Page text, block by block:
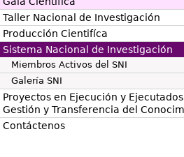
Taller Nacional de Investigación
Producción Cientifíca
Sistema Nacional de Investigación
Miembros Activos del SNI
Galería SNI
Proyectos en Ejecución y
Gestión y Transferencia del
Contáctenos